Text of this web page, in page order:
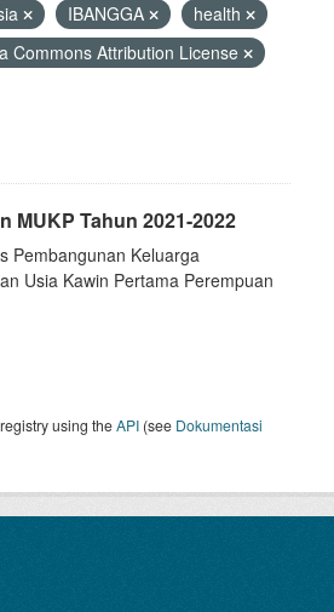
IBANGGA
health
Commons Attribution License
MUKP Tahun 2021-2022
Pembangunan Keluarga
Usia Kawin Pertama Perempuan
using theAPI (see Dokumentasi